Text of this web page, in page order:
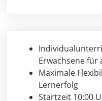
Erwachsene für
Maximale
Lernerfolg
Startzeit 10:00